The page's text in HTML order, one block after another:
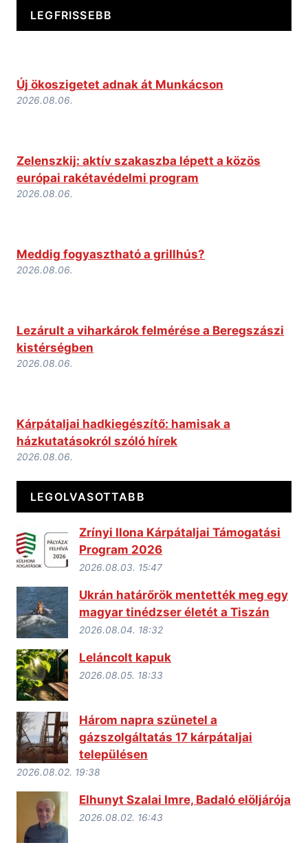
LEGFRISSEBB
Új ökoszigetet adnak át Munkácson
2026.08.06.
Zelenszkij: aktív szakaszba lépett a közös
európai rakétavédelmi program
2026.08.06.
Meddig fogyasztható a grillhús?
2026.08.06.
Lezárult a viharkárok felmérése a Beregszászi
kistérségben
2026.08.06.
Kárpátaljai hadkiegészítő: hamisak a
házkutatásokról szóló hírek
2026.08.06.
LEGOLVASOTTABB
Zrínyi Ilona Kárpátaljai Támogatási
Program 2026
2026.08.03. 15:47
Ukrán határőrök mentették meg egy
magyar tinédzser életét a Tiszán
2026.08.04. 18:32
Leláncolt kapuk
2026.08.05. 18:33
Három napra szünetel a
gázszolgáltatás 17 kárpátaljai
településen
2026.08.02. 19:38
Elhunyt Szalai Imre, Badaló elöljárója
2026.08.02. 16:43